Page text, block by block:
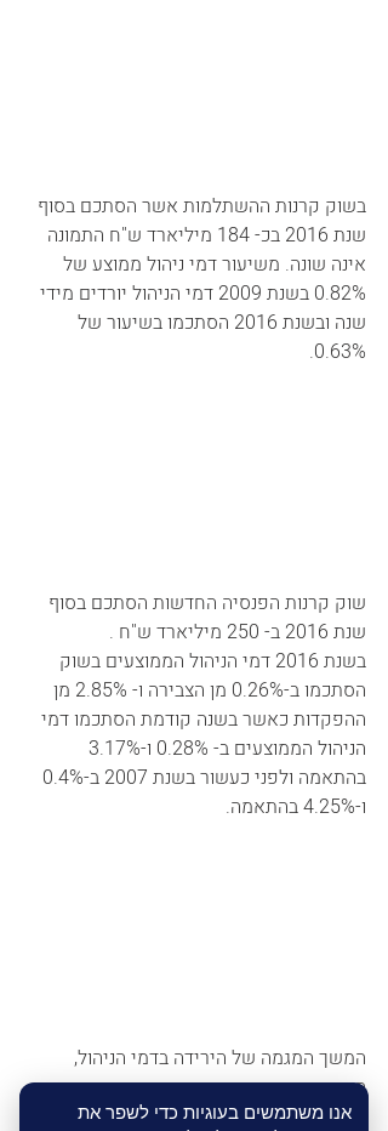
אנו משתמשים בעוגיות כדי לשפר את
בשוק קרנות ההשתלמות אשר הסתכם בסוף
שנת 2016 בכ- 184 מיליארד ש"ח התמונה
אינה שונה. משיעור דמי ניהול ממוצע של
0.82% בשנת 2009 דמי הניהול יורדים מידי
שנה ובשנת 2016 הסתכמו בשיעור של
0.63%.
שוק קרנות הפנסיה החדשות הסתכם בסוף
שנת 2016 ב- 250 מיליארד ש"ח .
בשנת 2016 דמי הניהול הממוצעים בשוק
הסתכמו ב-0.26% מן הצבירה ו- 2.85% מן
ההפקדות כאשר בשנה קודמת הסתכמו דמי
ו-4.25% בהתאמה.
המשך המגמה של הירידה בדמי הניהול,
הירידה המתמשכת בהכנסות הגופים
המנהלים את החסכונות הפנסיונים של